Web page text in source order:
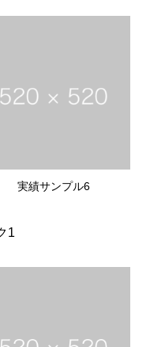
実績サンプル6
1